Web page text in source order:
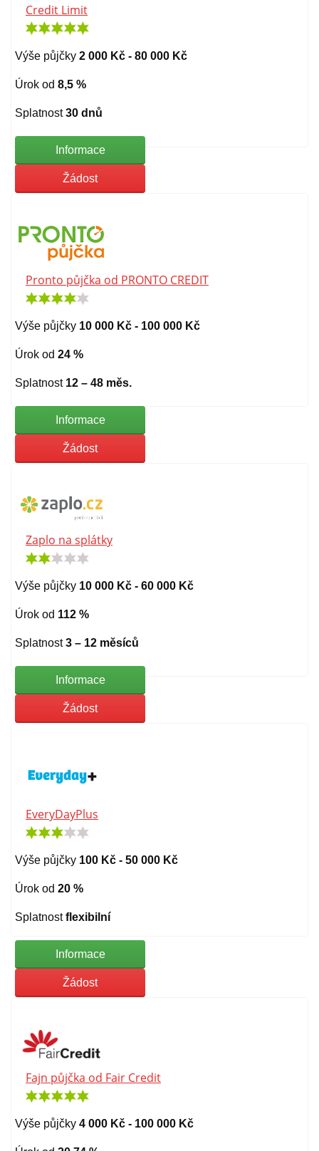
Credit Limit
Výše půjčky 2 000 Kč - 80 000 Kč
Úrok od 8,5 %
Splatnost 30 dnů
Informace
Žádost
Pronto půjčka od PRONTO CREDIT
Výše půjčky 10 000 Kč - 100 000 Kč
Úrok od 24 %
Splatnost 12 – 48 měs.
Informace
Žádost
Zaplo na splátky
Výše půjčky 10 000 Kč - 60 000 Kč
Úrok od 112 %
Splatnost 3 – 12 měsíců
Informace
Žádost
EveryDayPlus
Výše půjčky 100 Kč - 50 000 Kč
Úrok od 20 %
Splatnost flexibilní
Informace
Žádost
Fajn půjčka od Fair Credit
Výše půjčky 4 000 Kč - 100 000 Kč